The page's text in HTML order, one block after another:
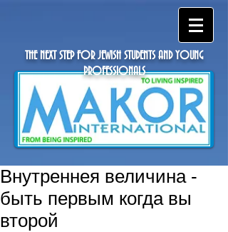
THE NEXT STEP FOR JEWISH STUDENTS AND YOUNG
PROFESSIONALS
Внутреннея величина -
быть первым когда вы
второй